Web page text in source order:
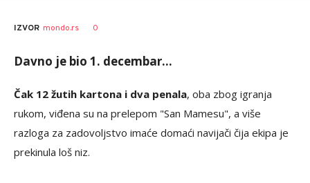
IZVOR mondo.rs 0
Davno je bio 1. decembar...
Čak 12 žutih kartona i dva penala, oba zbog igranja
rukom, viđena su na prelepom "San Mamesu", a više
razloga za zadovoljstvo imaće domaći navijači čija ekipa je
prekinula loš niz.